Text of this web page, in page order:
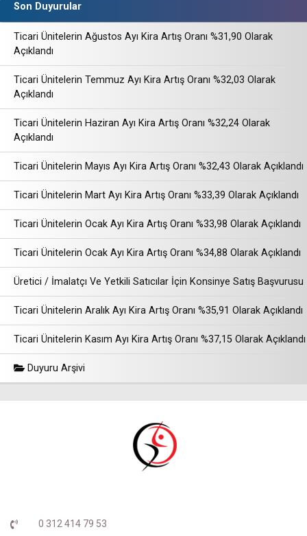
Son Duyurular
Ticari Ünitelerin Ağustos Ayı Kira Artış Oranı %31,90 Olarak
Açıklandı
Ticari Ünitelerin Temmuz Ayı Kira Artış Oranı %32,03 Olarak
Açıklandı
Ticari Ünitelerin Haziran Ayı Kira Artış Oranı %32,24 Olarak
Açıklandı
Ticari Ünitelerin Mayıs Ayı Kira Artış Oranı %32,43 Olarak Açıklandı
Ticari Ünitelerin Mart Ayı Kira Artış Oranı %33,39 Olarak Açıklandı
Ticari Ünitelerin Ocak Ayı Kira Artış Oranı %33,98 Olarak Açıklandı
Ticari Ünitelerin Ocak Ayı Kira Artış Oranı %34,88 Olarak Açıklandı
Üretici / İmalatçı Ve Yetkili Satıcılar İçin Konsinye Satış Başvurusu
Ticari Ünitelerin Aralık Ayı Kira Artış Oranı %35,91 Olarak Açıklandı
Ticari Ünitelerin Kasım Ayı Kira Artış Oranı %37,15 Olarak Açıklandı
Duyuru Arşivi
0 312 414 79 53